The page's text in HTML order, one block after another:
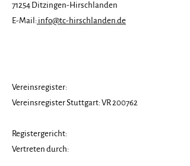
Tennisfreizeit 2026
71254 Ditzingen-Hirschlanden
E-Mail: info@tc-hirschlanden.de
Vereinsregister:
Vereinsregister Stuttgart: VR 200762
Registergericht:
Vertreten durch: